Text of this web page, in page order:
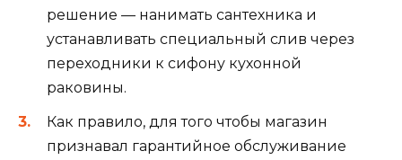
решение — нанимать сантехника и
устанавливать специальный слив через
переходники к сифону кухонной
раковины.
Как правило, для того чтобы магазин
признавал гарантийное обслуживание